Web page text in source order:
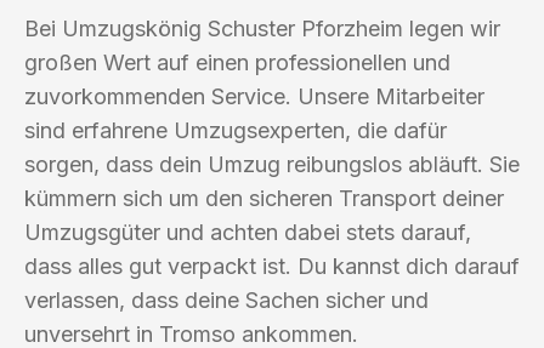
Bei Umzugskönig Schuster Pforzheim legen wir
großen Wert auf einen professionellen und
zuvorkommenden Service. Unsere Mitarbeiter
sind erfahrene Umzugsexperten, die dafür
sorgen, dass dein Umzug reibungslos abläuft. Sie
kümmern sich um den sicheren Transport deiner
Umzugsgüter und achten dabei stets darauf,
dass alles gut verpackt ist. Du kannst dich darauf
verlassen, dass deine Sachen sicher und
unversehrt in Tromso ankommen.